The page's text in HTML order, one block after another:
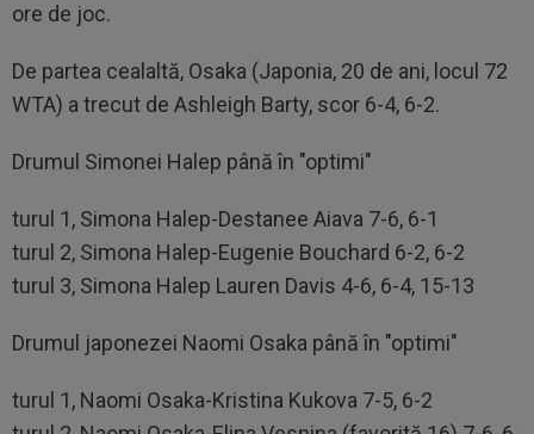
ore de joc.
De partea cealaltă, Osaka (Japonia, 20 de ani, locul 72
WTA) a trecut de Ashleigh Barty, scor 6-4, 6-2.
Drumul Simonei Halep până în "optimi"
turul 1, Simona Halep-Destanee Aiava 7-6, 6-1
turul 2, Simona Halep-Eugenie Bouchard 6-2, 6-2
turul 3, Simona Halep Lauren Davis 4-6, 6-4, 15-13
Drumul japonezei Naomi Osaka până în "optimi"
turul 1, Naomi Osaka-Kristina Kukova 7-5, 6-2